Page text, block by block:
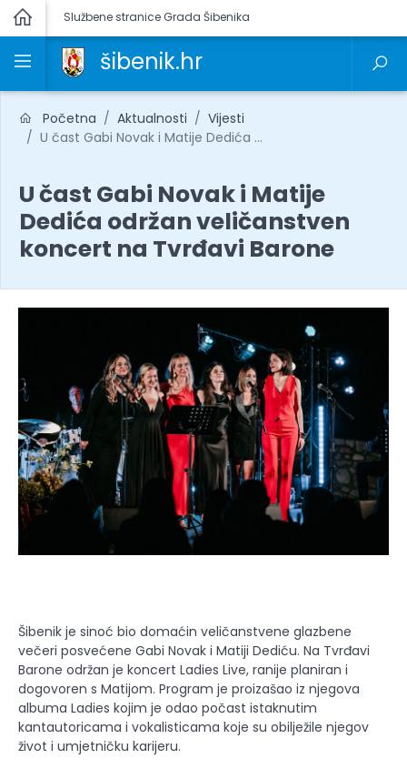
Službene stranice Grada Šibenika
šibenik.hr
Početna Aktualnosti
Vijesti
U čast Gabi Novak i Matije Dedića ...
U čast Gabi Novak i Matije
Dedića održan veličanstven
koncert na Tvrđavi Barone
Šibenik je sinoć bio domaćin veličanstvene glazbene
večeri posvećene Gabi Novak i Matiji Dediću. Na Tvrđavi
Barone održan je koncert Ladies Live, ranije planiran i
dogovoren s Matijom. Program je proizašao iz njegova
albuma Ladies kojim je odao počast istaknutim
kantautoricama i vokalisticama koje su obilježile njegov
život i umjetničku karijeru.